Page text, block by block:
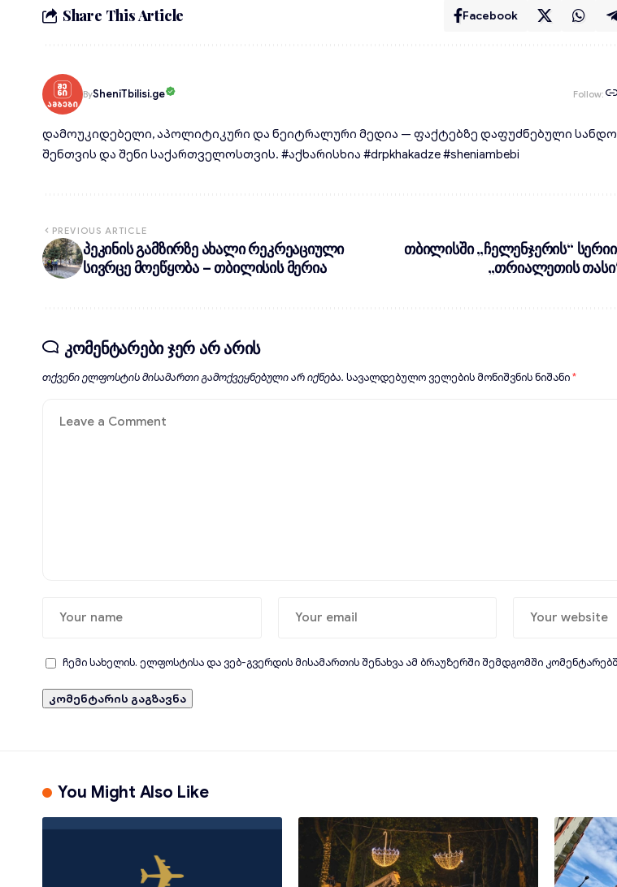
Share This Article Facebook
BySheniTbilisi.ge Follow:
დამოუკიდებელი, აპოლიტიკური და ნეიტრალური მედია — ფაქტებზე დაფუძნებული
შენთვის და შენი საქართველოსთვის. #აქხარისხია #drpkhakadze #sheniambebi
PREVIOUS ARTICLE
პეკინის გამზირზე ახალი რეკრეაციული
სივრცე მოეწყობა – თბილისის მერია
თბილისში „ჩელენჯერის“
„თრიალეთის
კომენტარები ჯერ არ არის
თქვენი ელფოსტის მისამართი გამოქვეყნებული არ იქნება. სავალდებულო ველების მონიშვნის ნიშანი*
ჩემი სახელის. ელფოსტისა და ვებ-გვერდის მისამართის შენახვა ამ ბრაუზერში შემდგომში
You Might Also Like